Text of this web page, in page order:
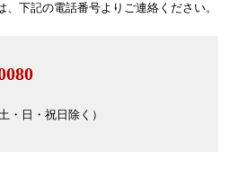
下記の電話番号よりご連絡ください。
・日・祝日除く）